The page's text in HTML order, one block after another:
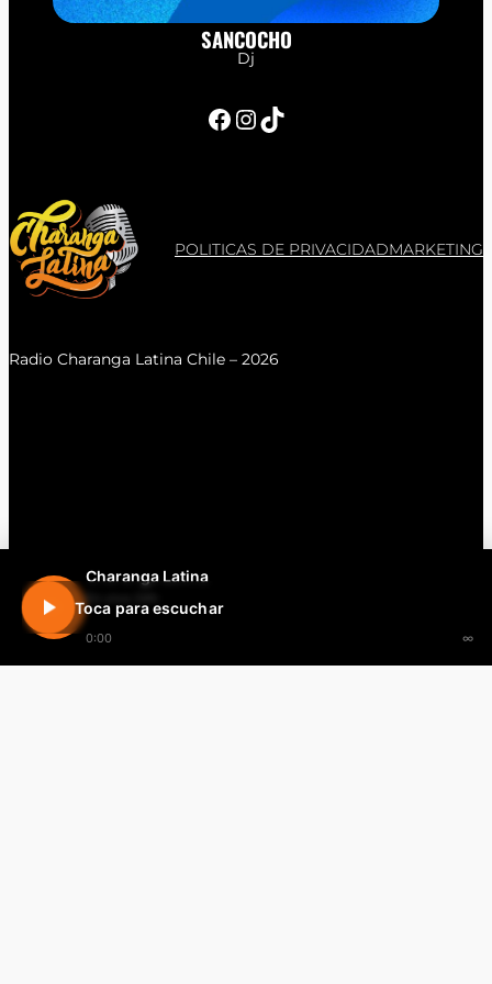
Charanga Latina
En vivo 24h
0:00 ∞
Toca para escuchar
SANCOCHO
Dj
Facebook InstagramTikTok
POLITICAS DE PRIVACIDADMARKETING
Radio Charanga Latina Chile – 2026